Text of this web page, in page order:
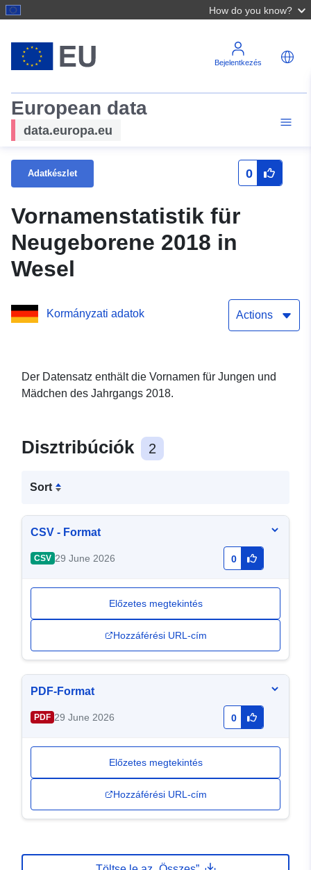
How do you know?
Bejelentkezés
European data
data.europa.eu
Adatkészlet 0
Vornamenstatistik für
Neugeborene 2018 in
Wesel
Kormányzati adatok Actions
Der Datensatz enthält die Vornamen für Jungen und
Mädchen des Jahrgangs 2018.
Disztribúciók 2
Sort
CSV - Format
CSV 29 June 2026 0
Előzetes megtekintés
Hozzáférési URL-cím
PDF-Format
PDF 29 June 2026 0
Előzetes megtekintés
Hozzáférési URL-cím